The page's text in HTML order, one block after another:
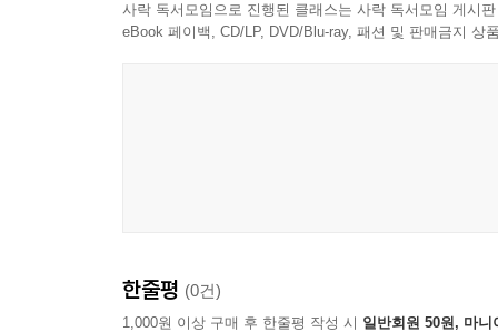
사락 독서모임으로 진행된 클래스는 사락 독서모임 게시
eBook 페이백, CD/LP, DVD/Blu-ray, 패션 및 판매금지 상
한줄평 (0건)
1,000원 이상 구매 후 한줄평 작성 시 일반회원 50원, 마니